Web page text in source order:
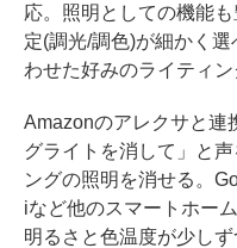
応。照明としての機能
定(調光/調色)が細かく
わせた好みのライティン
Amazonのアレクサと連
グライトを消して」と
ングの照明を消せる。
iなど他のスマートホー
明るさと色温度が少し